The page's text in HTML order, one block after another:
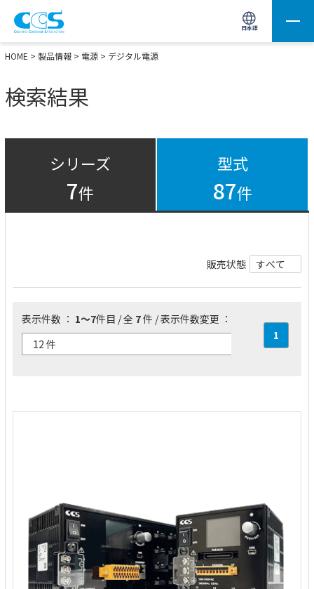
日本語
画像処理用の製品検索 サイト内検索(Enterで実行)
HOME > 製品情報 > 電源 > デジタル電源
検索結果
シリーズ
7件
型式
87件
販売状態
表示件数 ： 1～7件目 / 全 7件 / 表示件数変更 ：
1